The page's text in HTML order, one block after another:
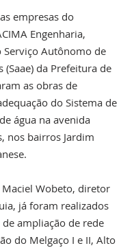
empresas do
Engenharia,
Serviço Autônomo de
(Saae) da Prefeitura de
as obras de
do Sistema de
água na avenida
nos bairros Jardim
Wobeto, diretor
já foram realizados
ampliação de rede
do Melgaço I e II, Alto